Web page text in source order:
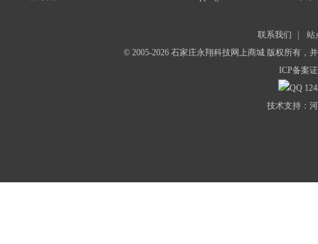
联系我们
站
© 2005-2026 石家庄永翔科技网上商城 版权所有，
ICP备案
技术支持：